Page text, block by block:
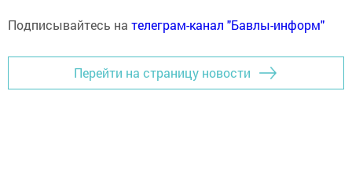
Подписывайтесь на телеграм-канал "Бавлы-информ"
Перейти на страницу новости